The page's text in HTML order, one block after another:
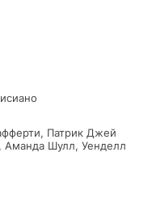
Патрик Джей
Шулл, Уенделл